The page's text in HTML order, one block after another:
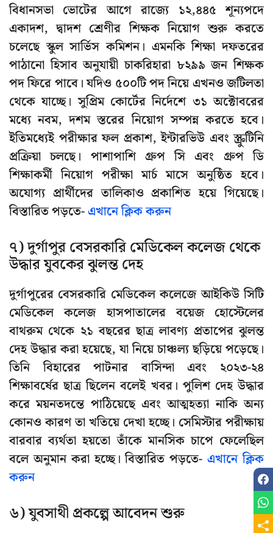
বিধানসভা ভোটের আগে রাজ্যে ১২,৪৪৫ শূন্যপদে
একাদশ, দ্বাদশ শ্রেণীর শিক্ষক নিয়োগ শুরু করতে
চলেছে স্কুল সার্ভিস কমিশন। এমনকি শিক্ষা দফতরের
পাঠানো হিসাব অনুযায়ী চাকরিহারা ৮২৯৯ জন শিক্ষক
পদ ফিরে পাবে। যদিও ৫০০টি পদ নিয়ে এখনও জটিলতা
থেকে যাচ্ছে। সুপ্রিম কোর্টের নির্দেশে ৩১ অক্টোবরের
মধ্যে নবম, দশম স্তরের নিয়োগ সম্পন্ন করতে হবে।
ইতিমধ্যেই পরীক্ষার ফল প্রকাশ, ইন্টারভিউ এবং স্ক্রুটিনি
প্রক্রিয়া চলছে। পাশাপাশি গ্রুপ সি এবং গ্রুপ ডি
শিক্ষাকর্মী নিয়োগ পরীক্ষা মার্চ মাসে অনুষ্ঠিত হবে।
অযোগ্য প্রার্থীদের তালিকাও প্রকাশিত হয়ে গিয়েছে।
বিস্তারিত পড়তে-এখানে ক্লিক করুন
৭) দুর্গাপুর বেসরকারি মেডিকেল কলেজ থেকে
উদ্ধার যুবকের ঝুলন্ত দেহ
দুর্গাপুরের বেসরকারি মেডিকেল কলেজে আইকিউ সিটি
মেডিকেল কলেজ হাসপাতালের বয়েজ হোস্টেলের
বাথরুম থেকে ২১ বছরের ছাত্র লাবণ্য প্রতাপের ঝুলন্ত
দেহ উদ্ধার করা হয়েছে, যা নিয়ে চাঞ্চল্য ছড়িয়ে পড়েছে।
তিনি বিহারের পাটনার বাসিন্দা এবং ২০২৩-২৪
শিক্ষাবর্ষের ছাত্র ছিলেন বলেই খবর। পুলিশ দেহ উদ্ধার
করে ময়নতদন্তে পাঠিয়েছে এবং আত্মহত্যা নাকি অন্য
কোনও কারণ তা খতিয়ে দেখা হচ্ছে। সেমিস্টার পরীক্ষায়
বারবার ব্যর্থতা হয়তো তাঁকে মানসিক চাপে ফেলেছিল
বলে অনুমান করা হচ্ছে। বিস্তারিত পড়তে-এখানে ক্লিক
করুন
৬) যুবসাথী প্রকল্পে আবেদন শুরু